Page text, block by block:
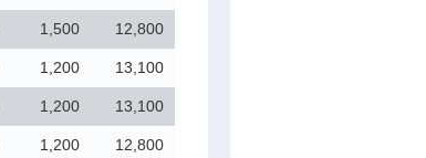
1,500 12,800
1,200 13,100
1,200 13,100
1,200 12,800